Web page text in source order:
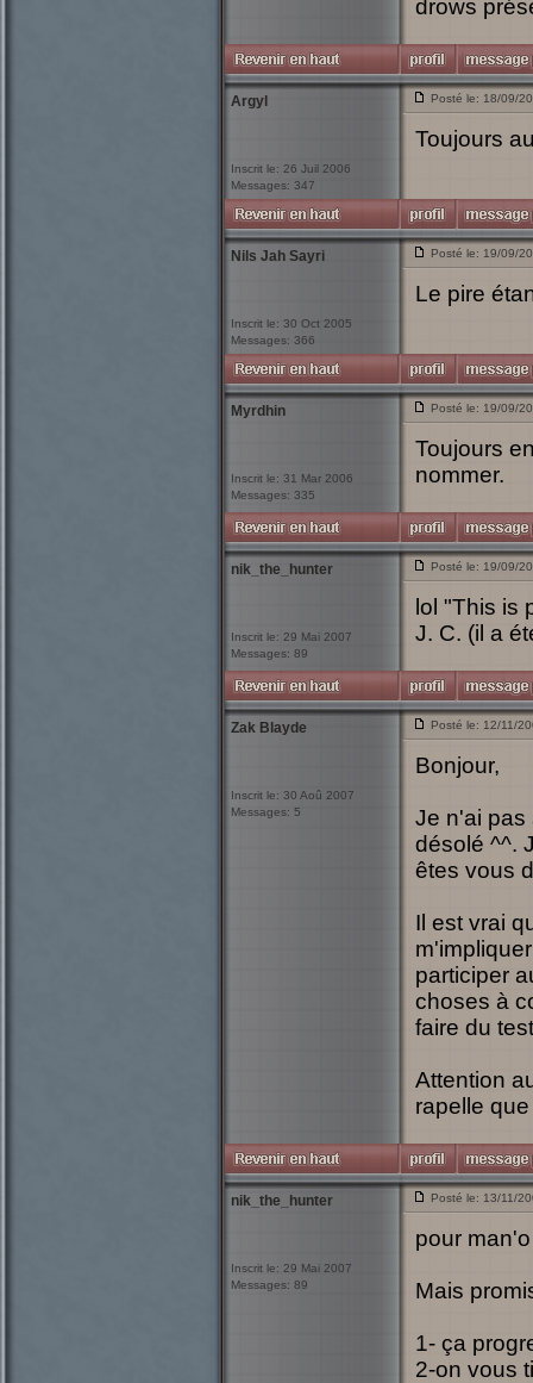
drows
Argyl
Inscrit le: 26 Juil 2006
Messages: 347
Posté le: 18/09/
Toujours
Nils Jah Sayri
Inscrit le: 30 Oct 2005
Messages: 366
Posté le: 19/09/
Le pire
Myrdhin
Inscrit le: 31 Mar 2006
Messages: 335
Posté le: 19/09/
Toujours
nommer.
nik_the_hunter
Inscrit le: 29 Mai 2007
Messages: 89
Posté le: 19/09/
lol "This is
J. C. (il a
Zak Blayde
Inscrit le: 30 Aoû 2007
Messages: 5
Posté le: 12/11/
Bonjour,
Je n'ai pas
désolé ^^.
êtes vous
Il est vrai
participer
choses à
faire du
Attention
rapelle
nik_the_hunter
Inscrit le: 29 Mai 2007
Messages: 89
Posté le: 13/11/
pour
Mais
1- ça
2-on vous